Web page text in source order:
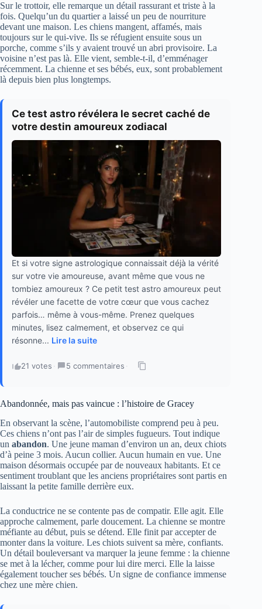
Sur le trottoir, elle remarque un détail rassurant et triste à la
fois. Quelqu’un du quartier a laissé un peu de nourriture
devant une maison. Les chiens mangent, affamés, mais
toujours sur le qui-vive. Ils se réfugient ensuite sous un
porche, comme s’ils y avaient trouvé un abri provisoire. La
voisine n’est pas là. Elle vient, semble-t-il, d’emménager
récemment. La chienne et ses bébés, eux, sont probablement
là depuis bien plus longtemps.
Ce test astro révélera le secret caché de
votre destin amoureux zodiacal
Et si votre signe astrologique connaissait déjà la vérité
sur votre vie amoureuse, avant même que vous ne
tombiez amoureux ? Ce petit test astro amoureux peut
révéler une facette de votre cœur que vous cachez
parfois… même à vous-même. Prenez quelques
minutes, lisez calmement, et observez ce qui
résonne... Lire la suite
21 votes · 5 commentaires ·
Abandonnée, mais pas vaincue : l’histoire de Gracey
En observant la scène, l’automobiliste comprend peu à peu.
Ces chiens n’ont pas l’air de simples fugueurs. Tout indique
un abandon. Une jeune maman d’environ un an, deux chiots
d’à peine 3 mois. Aucun collier. Aucun humain en vue. Une
maison désormais occupée par de nouveaux habitants. Et ce
sentiment troublant que les anciens propriétaires sont partis en
laissant la petite famille derrière eux.
La conductrice ne se contente pas de compatir. Elle agit. Elle
approche calmement, parle doucement. La chienne se montre
méfiante au début, puis se détend. Elle finit par accepter de
monter dans la voiture. Les chiots suivent sa mère, confiants.
Un détail bouleversant va marquer la jeune femme : la chienne
se met à la lécher, comme pour lui dire merci. Elle la laisse
également toucher ses bébés. Un signe de confiance immense
chez une mère chien.